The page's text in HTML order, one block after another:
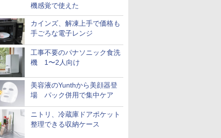
機感覚で使えた
カインズ、解凍上手で価格も
手ごろな電子レンジ
工事不要のパナソニック食洗
機 1〜2人向け
美容液のYunthから美顔器登
場 パック併用で集中ケア
ニトリ、冷蔵庫ドアポケット
整理できる収納ケース